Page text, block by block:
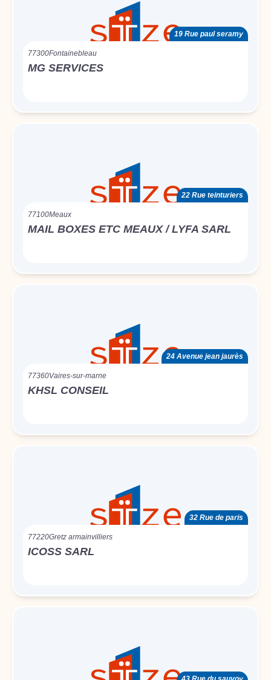
19 Rue paul seramy
77300Fontainebleau
MG SERVICES
22 Rue teinturiers
77100Meaux
MAIL BOXES ETC MEAUX / LYFA SARL
24 Avenue jean jaurès
77360Vaires-sur-marne
KHSL CONSEIL
32 Rue de paris
77220Gretz armainvilliers
ICOSS SARL